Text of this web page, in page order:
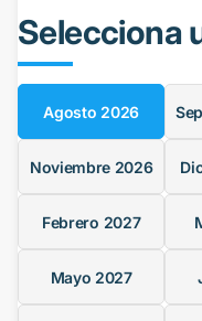
Selecciona
Agosto 2026
Noviembre 2026
Febrero 2027
Mayo 2027